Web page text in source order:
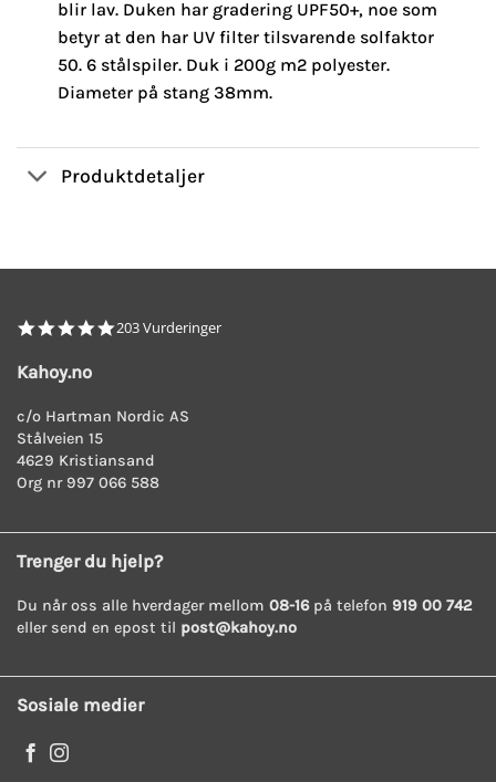
blir lav. Duken har gradering UPF50+, noe som
betyr at den har UV filter tilsvarende solfaktor
50. 6 stålspiler. Duk i 200g m2 polyester.
Diameter på stang 38mm.
Produktdetaljer
4.8
203 Vurderinger
Kahoy.no
c/o Hartman Nordic AS
Stålveien 15
4629 Kristiansand
Org nr 997 066 588
Trenger du hjelp?
Du når oss alle hverdager mellom 08-16på telefon 919 00 742
eller send en epost til post@kahoy.no
Sosiale medier